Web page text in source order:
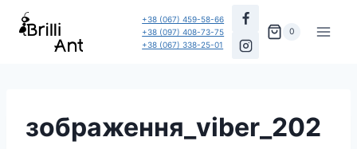
Перейти
+38 (067) 459-58-66
+38 (097) 408-73-75
+38 (067) 338-25-01
0
зображення_viber_202